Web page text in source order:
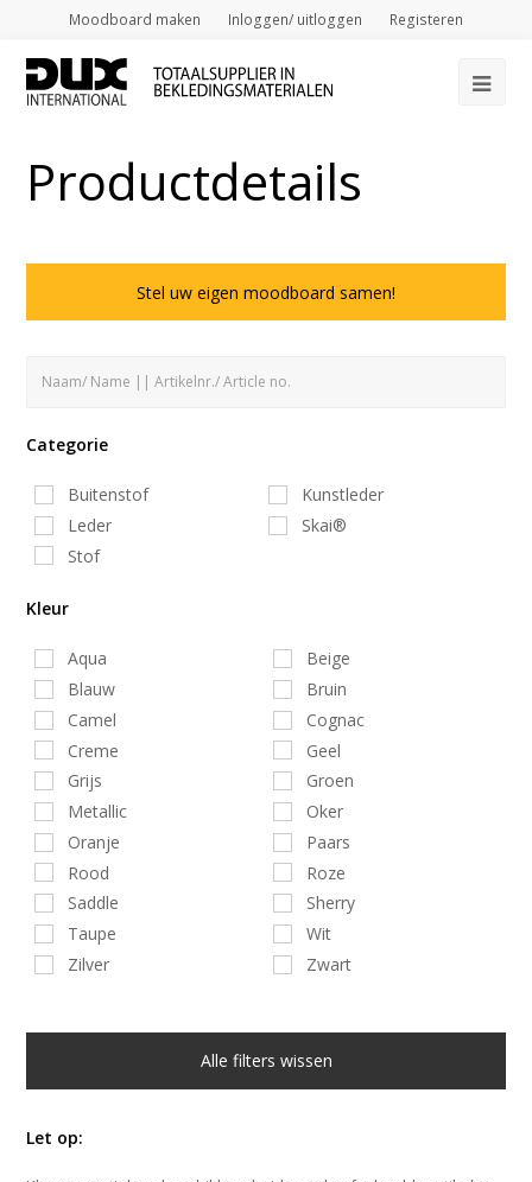
Moodboard maken Inloggen/ uitloggen Registeren
Productdetails
Stel uw eigen moodboard samen!
Categorie
Buitenstof
Kunstleder
Leder
Skai®
Stof
Kleur
Aqua
Beige
Blauw
Bruin
Camel
Cognac
Creme
Geel
Grijs
Groen
Metallic
Oker
Oranje
Paars
Rood
Roze
Saddle
Sherry
Taupe
Wit
Zilver
Zwart
Alle filters wissen
Let op: